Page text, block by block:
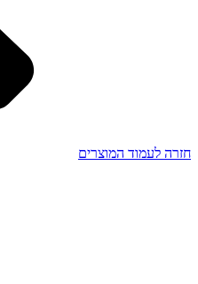
חזרה לעמוד המוצרים